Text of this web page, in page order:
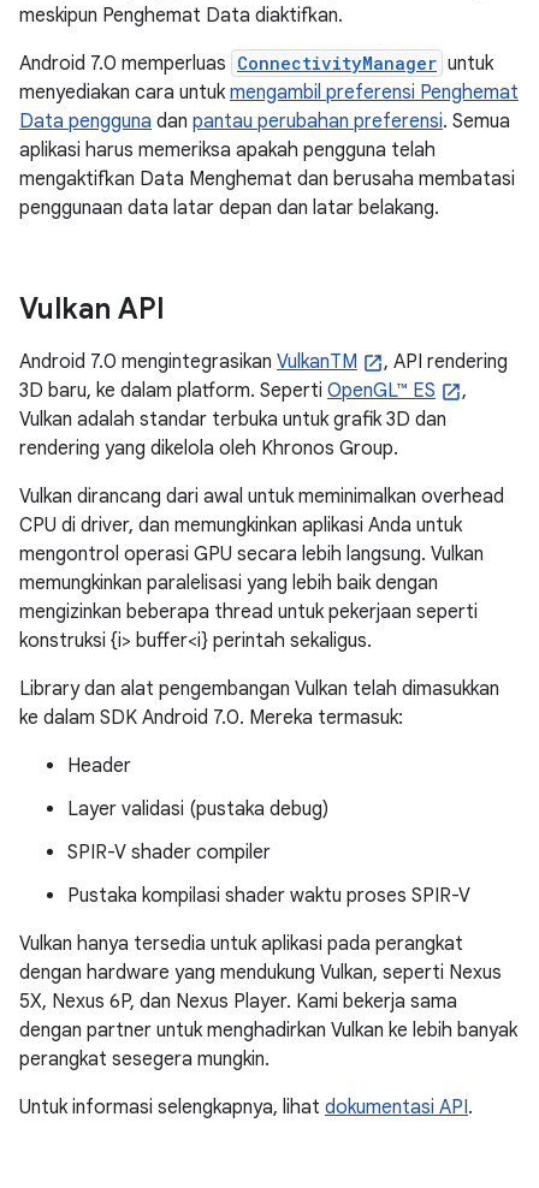
meskipun Penghemat Data diaktifkan.
Android 7.0 memperluas ConnectivityManager untuk
menyediakan cara untuk mengambil preferensi Penghemat
Data pengguna dan pantau perubahan preferensi. Semua
aplikasi harus memeriksa apakah pengguna telah
mengaktifkan Data Menghemat dan berusaha membatasi
penggunaan data latar depan dan latar belakang.
Vulkan API
Android 7.0 mengintegrasikan VulkanTM
, API rendering
3D baru, ke dalam platform. Seperti OpenGL™ ES
,
Vulkan adalah standar terbuka untuk grafik 3D dan
rendering yang dikelola oleh Khronos Group.
Vulkan dirancang dari awal untuk meminimalkan overhead
CPU di driver, dan memungkinkan aplikasi Anda untuk
mengontrol operasi GPU secara lebih langsung. Vulkan
memungkinkan paralelisasi yang lebih baik dengan
mengizinkan beberapa thread untuk pekerjaan seperti
konstruksi {i> buffer<i} perintah sekaligus.
Library dan alat pengembangan Vulkan telah dimasukkan
ke dalam SDK Android 7.0. Mereka termasuk:
Header
Layer validasi (pustaka debug)
SPIR-V shader compiler
Pustaka kompilasi shader waktu proses SPIR-V
Vulkan hanya tersedia untuk aplikasi pada perangkat
dengan hardware yang mendukung Vulkan, seperti Nexus
5X, Nexus 6P, dan Nexus Player. Kami bekerja sama
dengan partner untuk menghadirkan Vulkan ke lebih banyak
perangkat sesegera mungkin.
Untuk informasi selengkapnya, lihat dokumentasi API.